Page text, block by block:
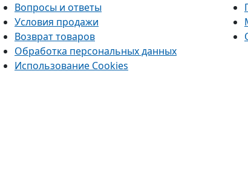
Вопросы и ответы
Условия продажи
Возврат товаров
Обработка персональных данных
Использование Cookies